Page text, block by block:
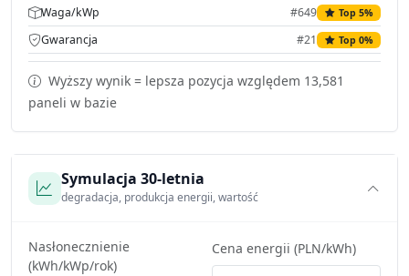
Waga/kWp #649 Top 5%
Gwarancja #21 Top 0%
Wyższy wynik = lepsza pozycja względem 13,581
paneli w bazie
Symulacja 30-letnia
degradacja, produkcja energii, wartość
Nasłonecznienie
(kWh/kWp/rok)
Cena energii (PLN/kWh)